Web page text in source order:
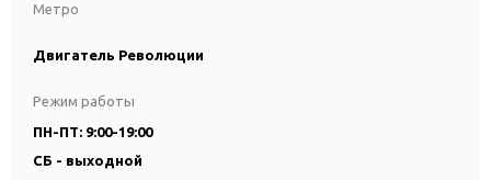
Метро
Двигатель Революции
Режим работы
ПН-ПТ: 9:00-19:00
СБ - выходной